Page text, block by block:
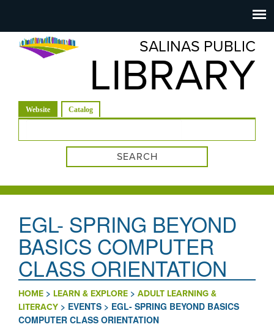
navigation
Salinas
Public
SALINAS PUBLIC
LIBRARY
Website (active tab)
Catalog
EGL- SPRING BEYOND
BASICS COMPUTER
CLASS ORIENTATION
HOME > LEARN & EXPLORE > ADULT LEARNING &
LITERACY > EVENTS > EGL- SPRING BEYOND BASICS
COMPUTER CLASS ORIENTATION